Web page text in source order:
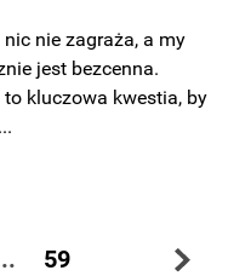
nie zagraża, a my
jest bezcenna.
kluczowa kwestia, by
59